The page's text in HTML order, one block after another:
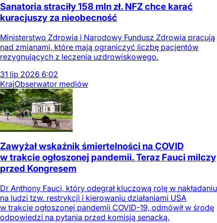
Sanatoria straciły 158 mln zł. NFZ chce karać
kuracjuszy za nieobecność
Ministerstwo Zdrowia i Narodowy Fundusz Zdrowia pracują
nad zmianami, które mają ograniczyć liczbę pacjentów
rezygnujących z leczenia uzdrowiskowego.
31 lip 2026 6:02
KrajObserwator mediów
Zawyżał wskaźnik śmiertelności na COVID
w trakcie ogłoszonej pandemii. Teraz Fauci milczy
przed Kongresem
Dr Anthony Fauci, który odegrał kluczową rolę w nakładaniu
na ludzi tzw. restrykcji i kierowaniu działaniami USA
w trakcie ogłoszonej pandemii COVID-19, odmówił w środę
odpowiedzi na pytania przed komisją senacką.